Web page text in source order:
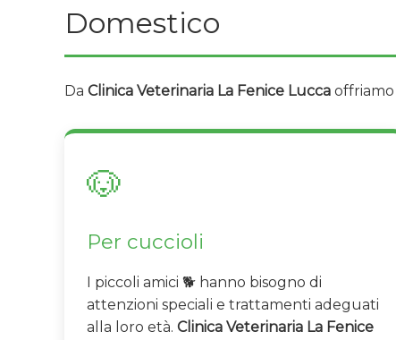
Domestico
Da Clinica Veterinaria La Fenice Lucca offriamo
🐶
Per cuccioli
I piccoli amici 🐕 hanno bisogno di
attenzioni speciali e trattamenti adeguati
alla loro età. Clinica Veterinaria La Fenice